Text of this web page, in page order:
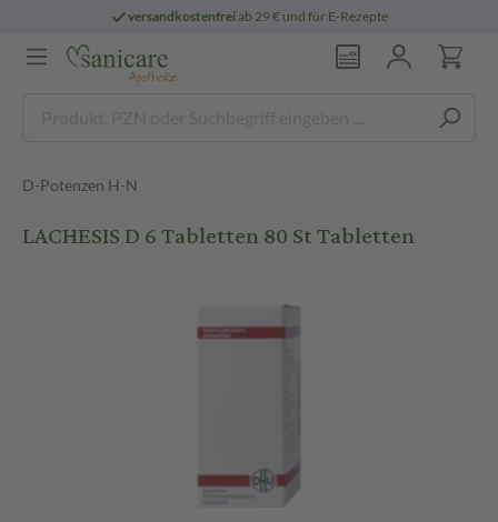
versandkostenfreiab 29 € und für E-Rezepte
D-Potenzen H-N
LACHESIS D 6 Tabletten 80 St Tabletten